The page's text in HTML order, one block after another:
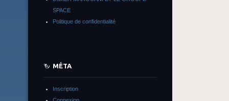
SPACE
Politique de confidentialité
MÉTA
Inscription